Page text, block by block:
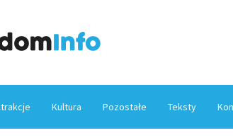
Kultura Pozostałe Teksty